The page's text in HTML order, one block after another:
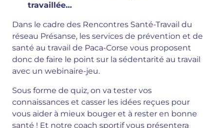
travaillée…
Dans le cadre des Rencontres Santé-Travail du
réseau Présanse, les services de prévention et de
santé au travail de Paca-Corse vous proposent
donc de faire le point sur la sédentarité au travail
avec un webinaire-jeu.
Sous forme de quiz, on va tester vos
connaissances et casser les idées reçues pour
vous aider à mieux bouger et à rester en bonne
santé ! Et notre coach sportif vous présentera